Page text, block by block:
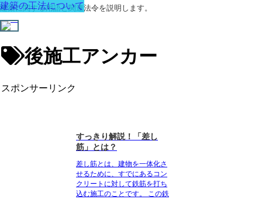
建築に関する用語と関連法令を説明します。
後施工アンカー
スポンサーリンク
建築の工法について
すっきり解説！「差し
筋」とは？
差し筋とは、建物を一体化さ
せるために、すでにあるコン
クリートに対して鉄筋を打ち
込む施工のことです。
この鉄